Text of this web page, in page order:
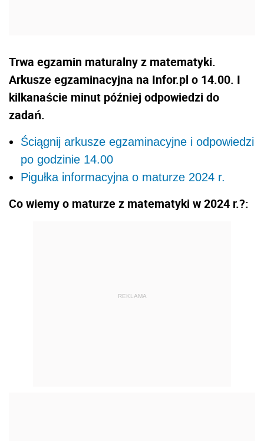
Trwa egzamin maturalny z matematyki.
Arkusze egzaminacyjna na Infor.pl o 14.00. I
kilkanaście minut później odpowiedzi do
zadań.
Ściągnij arkusze egzaminacyjne i odpowiedzi
po godzinie 14.00
Pigułka informacyjna o maturze 2024 r.
Co wiemy o maturze z matematyki w 2024 r.?:
REKLAMA